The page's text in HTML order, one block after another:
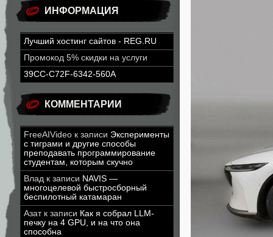
ИНФОРМАЦИЯ
Лучший хостинг сайтов - REG.RU
Промокод 5% скидки на услуги
39CC-C72F-6342-560A
КОММЕНТАРИИ
FreeAIVideo к записи Эксперименты
с тиграми и другие способы
преподавать программирование
студентам, которым скучно
Влад к записи NAVIS —
многоцелевой быстросборный
беспилотный катамаран
Азатк записи Как я собрал LLM-
печку на 4 GPU, и на что она
способна